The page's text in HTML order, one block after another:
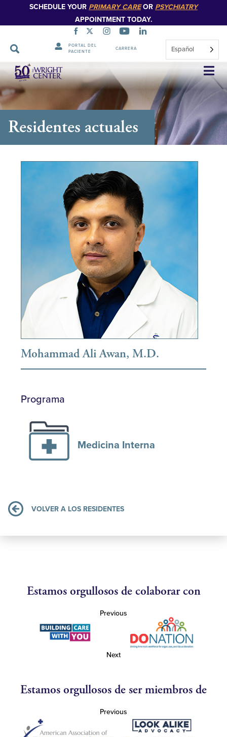
SCHEDULE YOUR PRIMARY CAREOR PSYCHIATRY
APPOINTMENT TODAY.
PORTAL DEL
PACIENTE
CARRERA Español
Saltar
navegación
Residentes actuales
Mohammad Ali Awan, M.D.
Programa
Medicina Interna
VOLVER A LOS RESIDENTES
Estamos orgullosos de colaborar con
Previous
Next
Estamos orgullosos de ser miembros de
Previous